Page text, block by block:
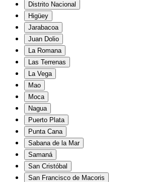
Distrito Nacional
Higüey
Jarabacoa
Juan Dolio
La Romana
Las Terrenas
La Vega
Mao
Moca
Nagua
Puerto Plata
Punta Cana
Sabana de la Mar
Samaná
San Cristóbal
San Francisco de Macoris